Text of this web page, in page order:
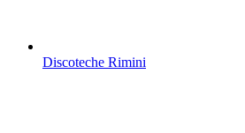
Discoteche Rimini